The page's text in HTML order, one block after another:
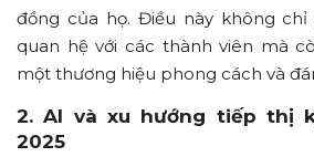
đồng của họ. Điều này không
quan hệ với các thành viên mà
một thương hiệu phong cách và
2. AI và xu hướng tiếp thị
2025